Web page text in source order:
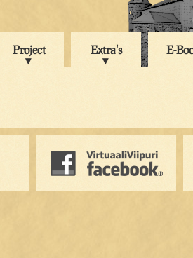
Project Extra's E-